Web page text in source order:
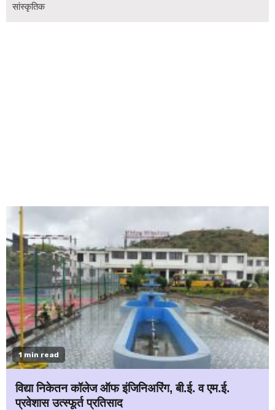
सांस्कृतिक
1 min read
विद्या निकेतन कॉलेज ऑफ इंजिनिअरिंग, बी.ई. व एम.ई.
प्रवेशास उत्स्फूर्त प्रतिसाद